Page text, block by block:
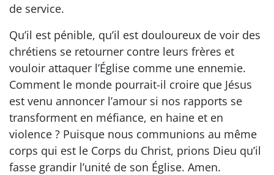
de service.
Qu’il est pénible, qu’il est douloureux de voir des
chrétiens se retourner contre leurs frères et
vouloir attaquer l’Église comme une ennemie.
Comment le monde pourrait-il croire que Jésus
est venu annoncer l’amour si nos rapports se
transforment en méfiance, en haine et en
violence ? Puisque nous communions au même
corps qui est le Corps du Christ, prions Dieu qu’il
fasse grandir l’unité de son Église. Amen.